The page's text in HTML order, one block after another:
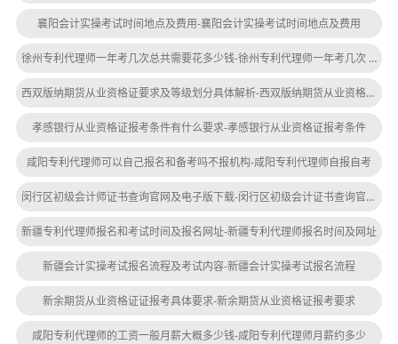
襄阳会计实操考试时间地点及费用-襄阳会计实操考试时间地点及费用
徐州专利代理师一年考几次总共需要花多少钱-徐州专利代理师一年考几次 总共多少钱
西双版纳期货从业资格证要求及等级划分具体解析-西双版纳期货从业资格证要求解析
孝感银行从业资格证报考条件有什么要求-孝感银行从业资格证报考条件
咸阳专利代理师可以自己报名和备考吗不报机构-咸阳专利代理师自报自考
闵行区初级会计师证书查询官网及电子版下载-闵行区初级会计证书查询官网下载
新疆专利代理师报名和考试时间及报名网址-新疆专利代理师报名时间及网址
新疆会计实操考试报名流程及考试内容-新疆会计实操考试报名流程
新余期货从业资格证证报考具体要求-新余期货从业资格证报考要求
咸阳专利代理师的工资一般月薪大概多少钱-咸阳专利代理师月薪约多少